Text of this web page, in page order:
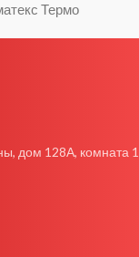
Термо
дом 128А, комната 1